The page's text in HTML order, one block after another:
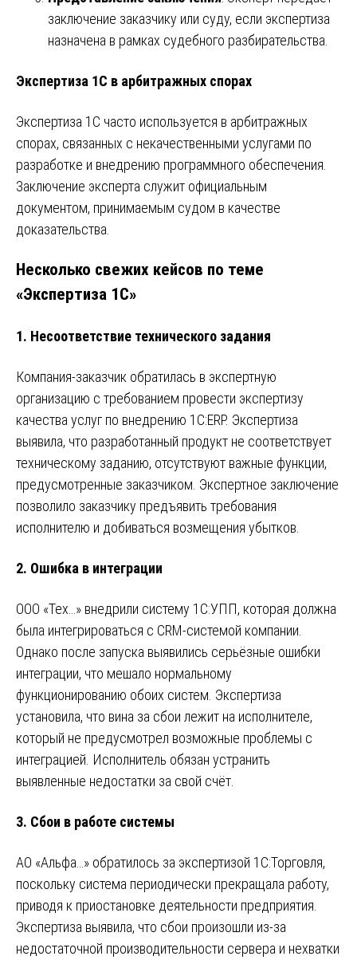
заключение заказчику или суду, если экспертиза
назначена в рамках судебного разбирательства.
Экспертиза 1С в арбитражных спорах
Экспертиза 1С часто используется в арбитражных
спорах, связанных с некачественными услугами по
разработке и внедрению программного обеспечения.
Заключение эксперта служит официальным
документом, принимаемым судом в качестве
доказательства.
Несколько свежих кейсов по теме
«Экспертиза 1С»
1. Несоответствие технического задания
Компания-заказчик обратилась в экспертную
организацию с требованием провести экспертизу
качества услуг по внедрению 1С:ERP. Экспертиза
выявила, что разработанный продукт не соответствует
техническому заданию, отсутствуют важные функции,
предусмотренные заказчиком. Экспертное заключение
позволило заказчику предъявить требования
исполнителю и добиваться возмещения убытков.
2. Ошибка в интеграции
ООО «Тех…» внедрили систему 1С:УПП, которая должна
была интегрироваться с CRM-системой компании.
Однако после запуска выявились серьёзные ошибки
интеграции, что мешало нормальному
функционированию обоих систем. Экспертиза
установила, что вина за сбои лежит на исполнителе,
который не предусмотрел возможные проблемы с
интеграцией. Исполнитель обязан устранить
выявленные недостатки за свой счёт.
3. Сбои в работе системы
АО «Альфа…» обратилось за экспертизой 1С:Торговля,
поскольку система периодически прекращала работу,
приводя к приостановке деятельности предприятия.
Экспертиза выявила, что сбои произошли из-за
недостаточной производительности сервера и нехватки